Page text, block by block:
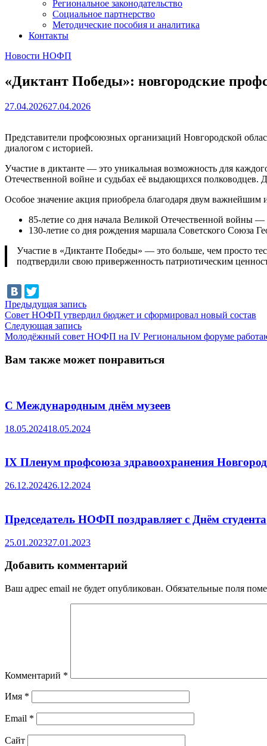
Региональное законодательство
Социальное партнерство
Методические пособия и аналитика
Контакты
Новости НОФП
«Диктант Победы»: новгородские
27.04.202627.04.2026
Представители профсоюзных организаций Новгородской
диалогом с историей.
Участие в диктанте — это уникальная возможность для
Отечественной войне и судьбах её выдающихся полководцев.
Особое значение акция приобрела благодаря двум важнейшим
85-летие со дня начала Великой Отечественной войны
130-летие со дня рождения маршала Советского Союза
Участие в «Диктанте Победы» — это больше, чем просто
подтвердили свою приверженность патриотическим
Навигация
по
записям
Предыдущая записьПредыдущая
запись:
Совет НОФП утвердил бюджет и сформировал новый состав
Следующая записьСледующая
запись:
Молодёжный совет НОФП на IV Региональном форуме
Вам также может понравиться
С Международным днём музеев
18.05.202418.05.2024
IX Пленум профсоюза здравоохранения
26.12.202426.12.2024
Председатель НОФП поздравляет с Днём студента
25.01.202327.01.2023
Добавить комментарий
Ваш адрес email не будет опубликован. Обязательные поля
Комментарий *
Имя *
Email *
Сайт